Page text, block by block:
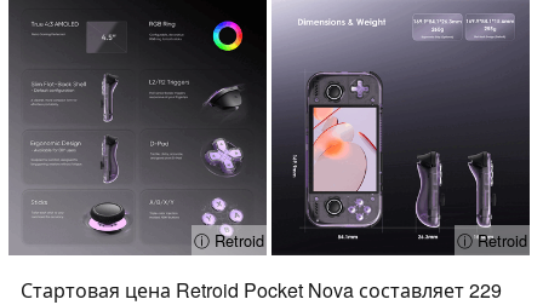
ⓘ Retroid ⓘ Retroid
Стартовая цена Retroid Pocket Nova составляет 229